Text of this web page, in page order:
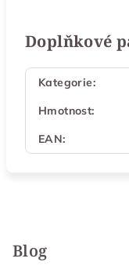
Doplňkové
Kategorie:
Hmotnost:
EAN:
Blog